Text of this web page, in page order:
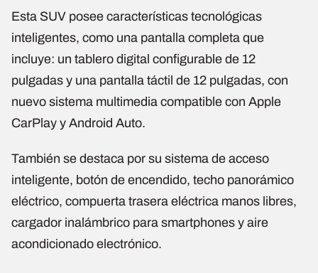
Esta SUV posee características tecnológicas
inteligentes, como una pantalla completa que
incluye: un tablero digital configurable de 12
pulgadas y una pantalla táctil de 12 pulgadas, con
nuevo sistema multimedia compatible con Apple
CarPlay y Android Auto.
También se destaca por su sistema de acceso
inteligente, botón de encendido, techo panorámico
eléctrico, compuerta trasera eléctrica manos libres,
cargador inalámbrico para smartphones y aire
acondicionado electrónico.